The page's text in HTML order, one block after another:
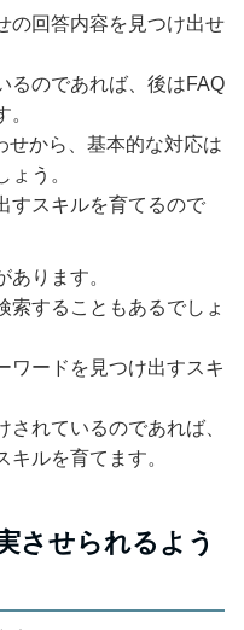
の回答内容を見つけ出せ
るのであれば、後はFAQ
せから、基本的な対応は
う。
すスキルを育てるので
ります。
索することもあるでしょ
ワードを見つけ出すスキ
れているのであれば、
ルを育てます。
させられるよう